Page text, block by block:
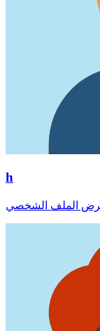
h
الملف الشخصي